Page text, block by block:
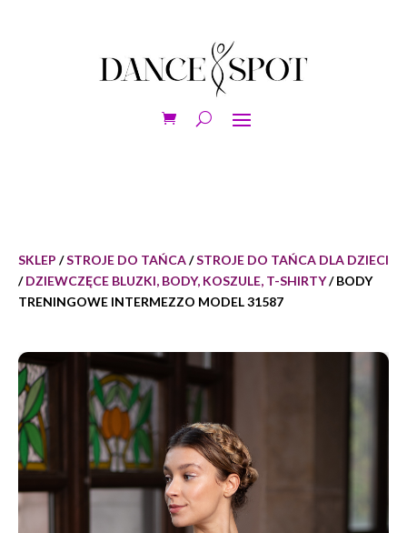
SKLEP /STROJE DO TAŃCA/STROJE DO TAŃCA DLA DZIECI
/DZIEWCZĘCE BLUZKI, BODY, KOSZULE, T-SHIRTY/ BODY
TRENINGOWE INTERMEZZO MODEL 31587